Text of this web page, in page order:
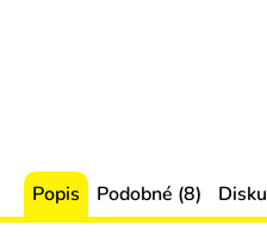
Popis Podobné (8)